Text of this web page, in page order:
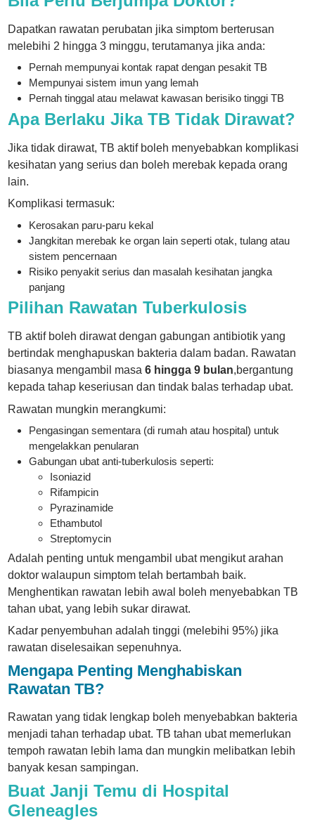
Dapatkan rawatan perubatan jika simptom berterusan
melebihi 2 hingga 3 minggu, terutamanya jika anda:
Pernah mempunyai kontak rapat dengan pesakit TB
Mempunyai sistem imun yang lemah
Pernah tinggal atau melawat kawasan berisiko tinggi TB
Apa Berlaku Jika TB Tidak Dirawat?
Jika tidak dirawat, TB aktif boleh menyebabkan komplikasi
kesihatan yang serius dan boleh merebak kepada orang
lain.
Komplikasi termasuk:
Kerosakan paru-paru kekal
Jangkitan merebak ke organ lain seperti otak, tulang atau
sistem pencernaan
Risiko penyakit serius dan masalah kesihatan jangka
panjang
Pilihan Rawatan Tuberkulosis
TB aktif boleh dirawat dengan gabungan antibiotik yang
bertindak menghapuskan bakteria dalam badan. Rawatan
biasanya mengambil masa6 hingga 9 bulan,bergantung
kepada tahap keseriusan dan tindak balas terhadap ubat.
Rawatan mungkin merangkumi:
Pengasingan sementara (di rumah atau hospital) untuk
mengelakkan penularan
Gabungan ubat anti-tuberkulosis seperti:
Isoniazid
Rifampicin
Pyrazinamide
Ethambutol
Streptomycin
Adalah penting untuk mengambil ubat mengikut arahan
doktor walaupun simptom telah bertambah baik.
Menghentikan rawatan lebih awal boleh menyebabkan TB
tahan ubat, yang lebih sukar dirawat.
Kadar penyembuhan adalah tinggi (melebihi 95%) jika
rawatan diselesaikan sepenuhnya.
Mengapa Penting Menghabiskan
Rawatan TB?
Rawatan yang tidak lengkap boleh menyebabkan bakteria
menjadi tahan terhadap ubat. TB tahan ubat memerlukan
tempoh rawatan lebih lama dan mungkin melibatkan lebih
banyak kesan sampingan.
Buat Janji Temu di Hospital
Gleneagles